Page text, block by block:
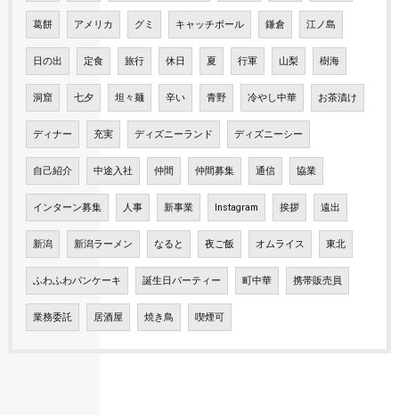
葛餅 アメリカ グミ キャッチボール 鎌倉 江ノ島
日の出 定食 旅行 休日 夏 行軍 山梨 樹海
洞窟 七夕 坦々麺 辛い 青野 冷やし中華 お茶漬け
ディナー 充実 ディズニーランド ディズニーシー
自己紹介 中途入社 仲間 仲間募集 通信 協業
インターン募集 人事 新事業 Instagram 挨拶 遠出
新潟 新潟ラーメン なると 夜ご飯 オムライス 東北
ふわふわパンケーキ 誕生日パーティー 町中華 携帯販売員
業務委託 居酒屋 焼き鳥 喫煙可